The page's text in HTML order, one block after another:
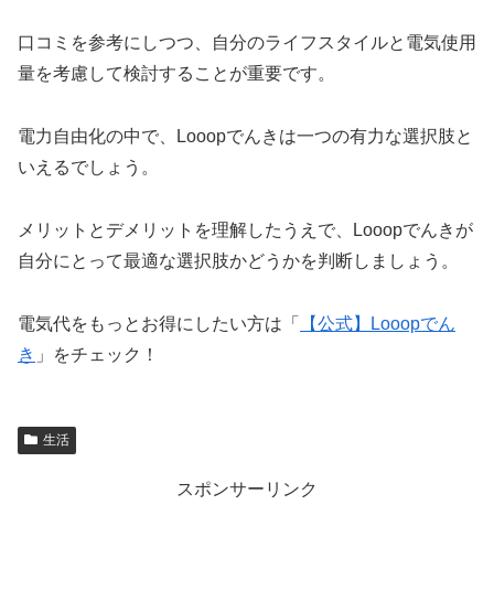
口コミを参考にしつつ、自分のライフスタイルと電気使用
量を考慮して検討することが重要です。
電力自由化の中で、Looopでんきは一つの有力な選択肢と
いえるでしょう。
メリットとデメリットを理解したうえで、Looopでんきが
自分にとって最適な選択肢かどうかを判断しましょう。
電気代をもっとお得にしたい方は「
【公式】Looopでん
き 」をチェック！
生活
スポンサーリンク